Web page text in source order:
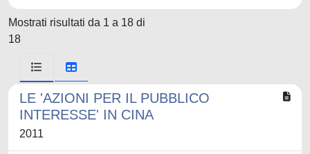
Mostrati risultati da 1 a 18 di
18
LE 'AZIONI PER IL PUBBLICO
INTERESSE' IN CINA
2011